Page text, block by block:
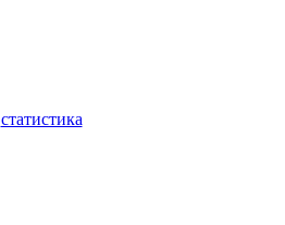
статистика